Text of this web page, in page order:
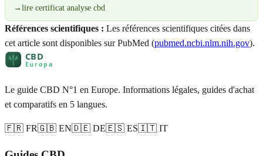
→ lire certificat analyse cbd
Références scientifiques : Les références scientifiques citées dans
cet article sont disponibles sur PubMed (pubmed.ncbi.nlm.nih.gov).
Le guide CBD N°1 en Europe. Informations légales, guides d'achat
et comparatifs en 5 langues.
🇫🇷 FR🇬🇧 EN🇩🇪 DE🇪🇸 ES🇮🇹 IT